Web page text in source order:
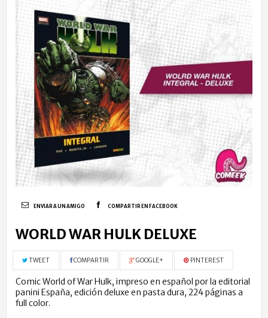
ENVIAR A UN AMIGO COMPARTIR EN FACEBOOK
WORLD WAR HULK DELUXE
TWEET COMPARTIR GOOGLE+ PINTEREST
Comic World of War Hulk, impreso en español por la editorial
panini España, edición deluxe en pasta dura, 224 páginas a
full color.